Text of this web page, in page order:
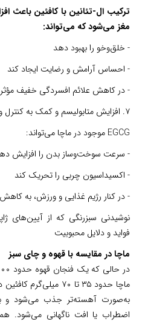
ترکیب ال-تئانین با کافئین باعث
مغز می‌شود که می‌تواند:
- خلق‌وخو را بهبود دهد
- احساس آرامش و رضایت ایجاد کند
- در کاهش علائم افسردگی خفیف
۷. افزایش متابولیسم و کمک به کنترل وزن
EGCG موجود در ماچا می‌تواند:
- سرعت سوخت‌وساز بدن را افزایش
- اکسیداسیون چربی را تحریک کند
- در کنار رژیم غذایی و ورزش، به
نوشیدنی سبزرنگی که از آیین‌های
فواید و دلایل محبوبیت
ماچا در مقایسه با قهوه و چای سبز
ماچا حدود ۳۵ تا ۷۰
به‌صورت آهسته‌تر جذب می‌شود و
اضطراب یا افت ناگهانی می‌شود.